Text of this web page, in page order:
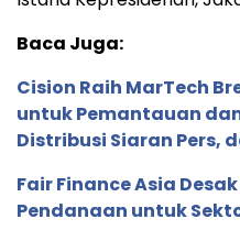
Baca Juga:
Cision Raih MarTech
untuk Pemantauan
Distribusi Siaran Pers,
Fair Finance Asia
Pendanaan untuk